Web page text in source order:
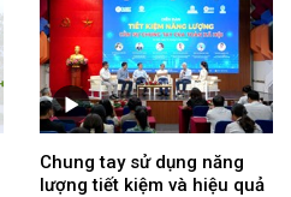
Chung tay sử dụng năng
lượng tiết kiệm và hiệu quả